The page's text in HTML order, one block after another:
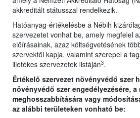
akkreditált státusszal rendelkezik.
Hatóanyag-értékelésbe a Nébih
szervezetet vonhat be, amely megfelel
előírásainak, azaz költségvetésének
szervektől kapja, valamint szerepel a
illetékes szervezetek listáján3.
Értékelő szervezet növényvédő szer
növényvédő szer engedélyezésére,
meghosszabbítására vagy
az alábbi területeken vonható be: